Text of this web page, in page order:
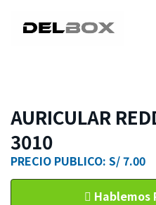
AURICULAR
3010
PRECIO PUBLICO: S/ 7.00
Hablemos